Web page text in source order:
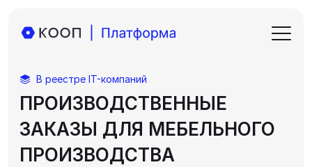
В реестре IT-компаний
ПРОИЗВОДСТВЕННЫЕ
ЗАКАЗЫ ДЛЯ МЕБЕЛЬНОГО
ПРОИЗВОДСТВА